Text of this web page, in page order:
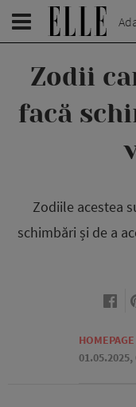
Zodii
facă
Zodiile acestea
schimbări și de a
HOMEPAGE
01.05.2025,